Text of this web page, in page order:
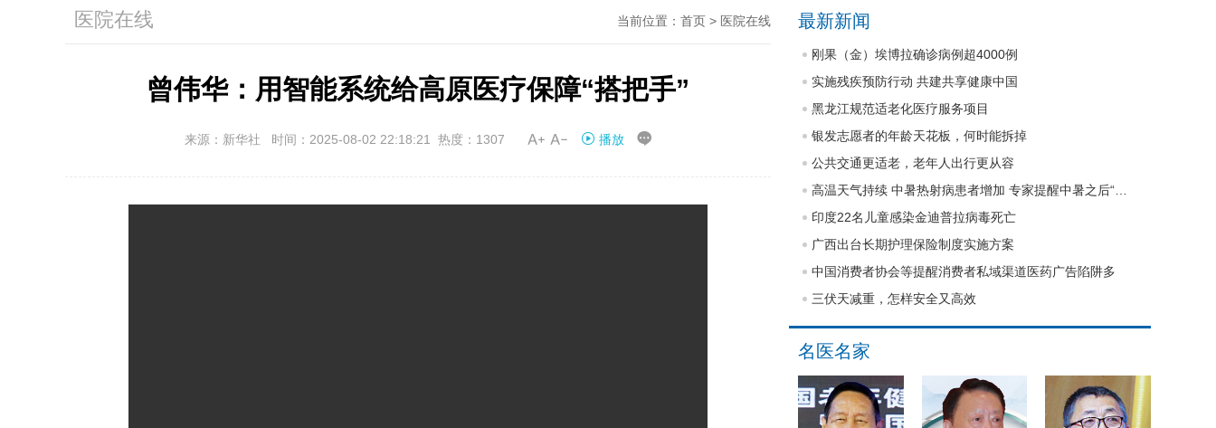
医院在线 当前位置： 首页 > 医院在线
曾伟华：用智能系统给高原医疗保障“搭把手”
来源：新华社 时间：2025-08-02 22:18:21 热度：1307  播放 
最新新闻
刚果（金）埃博拉确诊病例超4000例
实施残疾预防行动 共建共享健康中国
黑龙江规范适老化医疗服务项目
银发志愿者的年龄天花板，何时能拆掉
公共交通更适老，老年人出行更从容
印度22名儿童感染金迪普拉病毒死亡
广西出台长期护理保险制度实施方案
中国消费者协会等提醒消费者私域渠道医药广告陷阱多
三伏天减重，怎样安全又高效
名医名家